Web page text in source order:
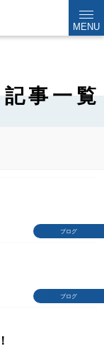
MENU
事一覧
ブログ
ブログ